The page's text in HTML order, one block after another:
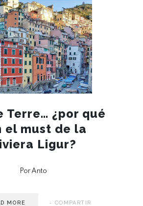
Terre… ¿por qué
el must de la
Ligur?
Por Anto
MORE COMPARTIR